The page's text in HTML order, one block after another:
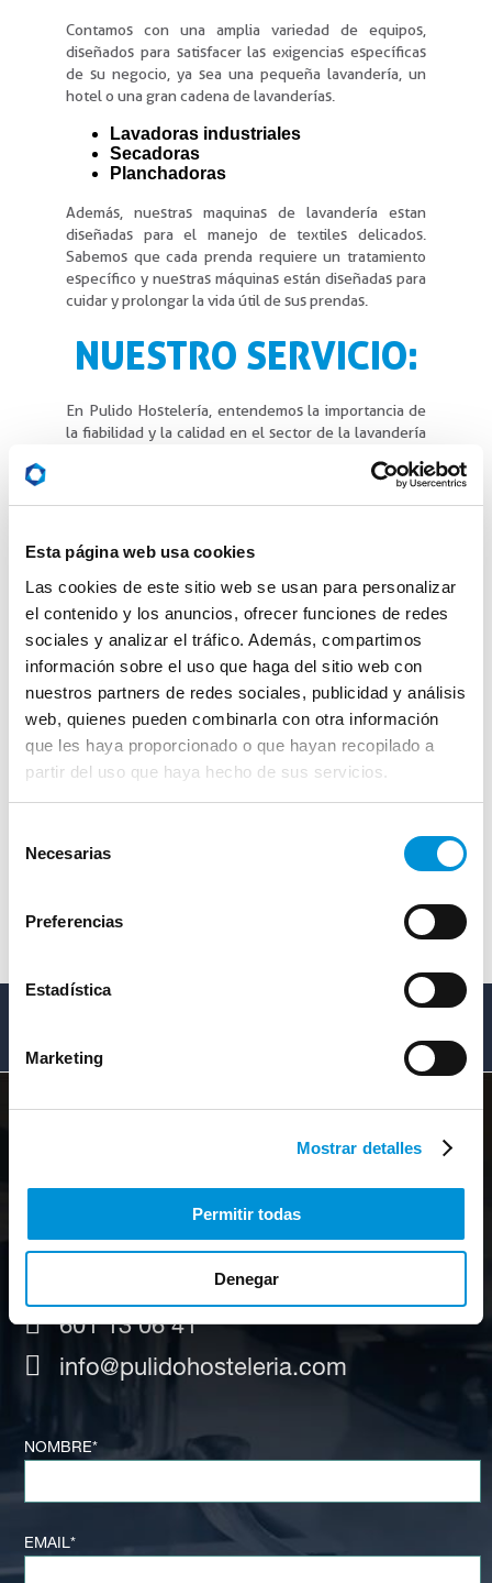
Esta página web usa cookies
Las cookies de este sitio web se usan para personalizar
el contenido y los anuncios, ofrecer funciones de redes
sociales y analizar el tráfico. Además, compartimos
información sobre el uso que haga del sitio web con
nuestros partners de redes sociales, publicidad y análisis
web, quienes pueden combinarla con otra información
que les haya proporcionado o que hayan recopilado a
partir del uso que haya hecho de sus servicios.
Necesarias
Preferencias
Estadística
Marketing
Mostrar detalles
Permitir todas
Denegar
Contamos con una amplia variedad de equipos,
diseñados para satisfacer las exigencias específicas
de su negocio, ya sea una pequeña lavandería, un
hotel o una gran cadena de lavanderías.
Lavadoras industriales
Secadoras
Planchadoras
Además, nuestras maquinas de lavandería estan
diseñadas para el manejo de textiles delicados.
Sabemos que cada prenda requiere un tratamiento
específico y nuestras máquinas están diseñadas para
cuidar y prolongar la vida útil de sus prendas.
NUESTRO SERVICIO:
En Pulido Hostelería, entendemos la importancia de
la fiabilidad y la calidad en el sector de la lavandería
productos que cumplan con las necesidades de cada
disponemos de servicios de instalación y
mantenimiento profesional. Nuestro equipo de
técnicos especializados se asegurarán de que su
equipo funcione correctamente.
Prestamos un servicio de asesoramiento serio y
CONTACTO
601 13 06 41
info@pulidohosteleria.com
NOMBRE*
EMAIL*